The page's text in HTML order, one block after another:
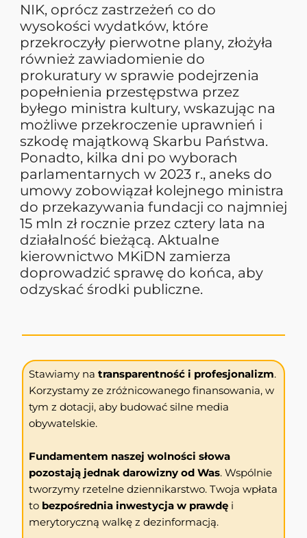
NIK, oprócz zastrzeżeń co do
wysokości wydatków, które
przekroczyły pierwotne plany, złożyła
również zawiadomienie do
prokuratury w sprawie podejrzenia
popełnienia przestępstwa przez
byłego ministra kultury, wskazując na
możliwe przekroczenie uprawnień i
szkodę majątkową Skarbu Państwa.
Ponadto, kilka dni po wyborach
parlamentarnych w 2023 r., aneks do
umowy zobowiązał kolejnego ministra
do przekazywania fundacji co najmniej
15 mln zł rocznie przez cztery lata na
działalność bieżącą. Aktualne
kierownictwo MKiDN zamierza
doprowadzić sprawę do końca, aby
odzyskać środki publiczne.
Stawiamy natransparentność i profesjonalizm.
Korzystamy ze zróżnicowanego finansowania, w
tym z dotacji, aby budować silne media
obywatelskie.
Fundamentem naszej wolności słowa
pozostają jednak darowizny od Was. Wspólnie
tworzymy rzetelne dziennikarstwo. Twoja wpłata
to bezpośrednia inwestycja w prawdę i
merytoryczną walkę z dezinformacją.